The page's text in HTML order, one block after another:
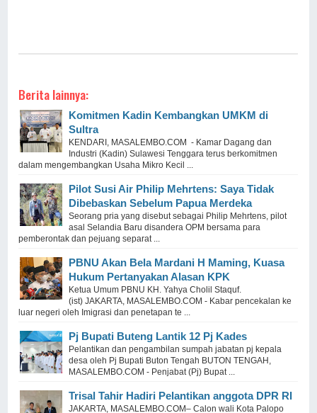
Berita lainnya:
Komitmen Kadin Kembangkan UMKM di
Sultra
KENDARI, MASALEMBO.COM - Kamar Dagang dan
Industri (Kadin) Sulawesi Tenggara terus berkomitmen
dalam mengembangkan Usaha Mikro Kecil ...
Pilot Susi Air Philip Mehrtens: Saya Tidak
Dibebaskan Sebelum Papua Merdeka
Seorang pria yang disebut sebagai Philip Mehrtens, pilot
asal Selandia Baru disandera OPM bersama para
pemberontak dan pejuang separat ...
PBNU Akan Bela Mardani H Maming, Kuasa
Hukum Pertanyakan Alasan KPK
Ketua Umum PBNU KH. Yahya Cholil Staquf.
(ist) JAKARTA, MASALEMBO.COM - Kabar pencekalan ke
luar negeri oleh Imigrasi dan penetapan te ...
Pj Bupati Buteng Lantik 12 Pj Kades
Pelantikan dan pengambilan sumpah jabatan pj kepala
desa oleh Pj Bupati Buton Tengah BUTON TENGAH,
MASALEMBO.COM - Penjabat (Pj) Bupat ...
Trisal Tahir Hadiri Pelantikan anggota DPR RI
JAKARTA, MASALEMBO.COM– Calon wali Kota Palopo